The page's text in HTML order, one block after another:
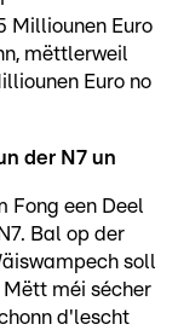
Milliounen Euro
mëttlerweil
Euro no
der N7 un
Fong een Deel
Bal op der
soll
méi sécher
d'lescht